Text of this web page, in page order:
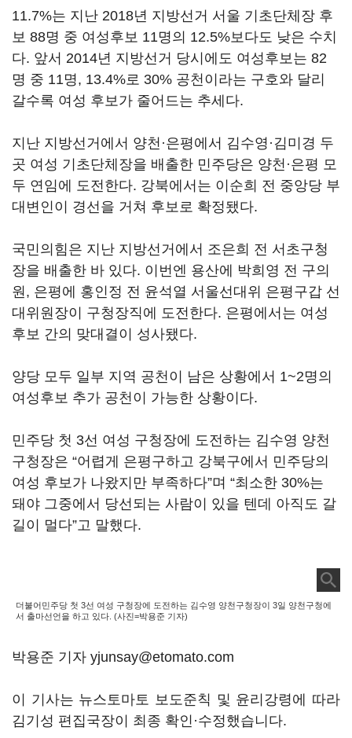
11.7%는 지난 2018년 지방선거 서울 기초단체장 후
보 88명 중 여성후보 11명의 12.5%보다도 낮은 수치
다. 앞서 2014년 지방선거 당시에도 여성후보는 82
명 중 11명, 13.4%로 30% 공천이라는 구호와 달리
갈수록 여성 후보가 줄어드는 추세다.
지난 지방선거에서 양천·은평에서 김수영·김미경 두
곳 여성 기초단체장을 배출한 민주당은 양천·은평 모
두 연임에 도전한다. 강북에서는 이순희 전 중앙당 부
대변인이 경선을 거쳐 후보로 확정됐다.
국민의힘은 지난 지방선거에서 조은희 전 서초구청
장을 배출한 바 있다. 이번엔 용산에 박희영 전 구의
원, 은평에 홍인정 전 윤석열 서울선대위 은평구갑 선
대위원장이 구청장직에 도전한다. 은평에서는 여성
후보 간의 맞대결이 성사됐다.
양당 모두 일부 지역 공천이 남은 상황에서 1~2명의
여성후보 추가 공천이 가능한 상황이다.
민주당 첫 3선 여성 구청장에 도전하는 김수영 양천
구청장은 “어렵게 은평구하고 강북구에서 민주당의
여성 후보가 나왔지만 부족하다”며 “최소한 30%는
돼야 그중에서 당선되는 사람이 있을 텐데 아직도 갈
길이 멀다”고 말했다.
더불어민주당 첫 3선 여성 구청장에 도전하는 김수영 양천구청장이 3일 양천구청에
서 출마선언을 하고 있다. (사진=박용준 기자)
박용준 기자 yjunsay@etomato.com
이 기사는 뉴스토마토 보도준칙 및 윤리강령에 따라
김기성 편집국장이 최종 확인·수정했습니다.